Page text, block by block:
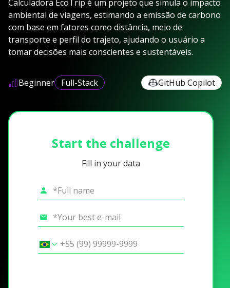
Calculadora EcoTrip é um projeto que simula o impacto
ambiental de viagens, estimando a emissão de carbono
com base em fatores como distância, meio de
transporte e perfil do trajeto, ajudando o usuário a
tomar decisões mais conscientes e sustentáveis.
Beginner Full-Stack GitHub Copilot
Start the challenge
Fill in your data